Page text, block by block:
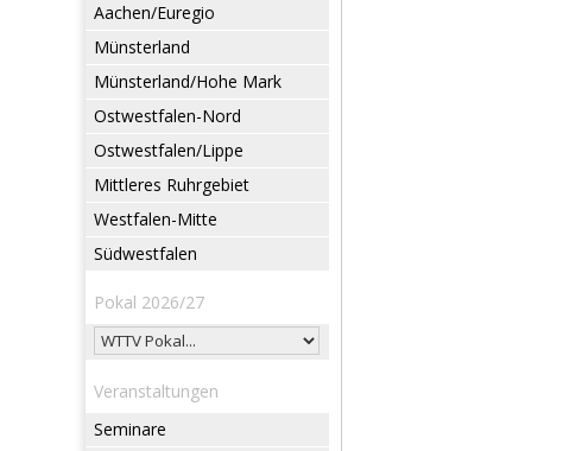
Aachen/Euregio
Münsterland
Münsterland/Hohe Mark
Ostwestfalen-Nord
Ostwestfalen/Lippe
Mittleres Ruhrgebiet
Westfalen-Mitte
Südwestfalen
Pokal 2026/27
Veranstaltungen
Seminare